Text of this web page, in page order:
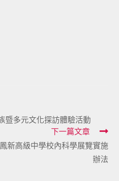
暨多元文化探訪體驗活動
下一篇文章
新高級中學校內科學展覽實施
辦法